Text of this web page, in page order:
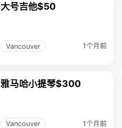
大号吉他$50
Vancouver 1个月前
雅马哈小提琴$300
Vancouver 1个月前